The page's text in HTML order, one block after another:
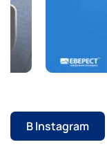
В lnstagram